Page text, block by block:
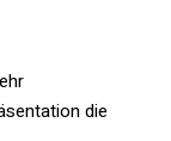
die